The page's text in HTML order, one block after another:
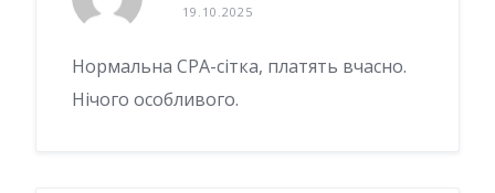
19.10.2025
Нормальна CPA-сітка, платять вчасно.
Нічого особливого.